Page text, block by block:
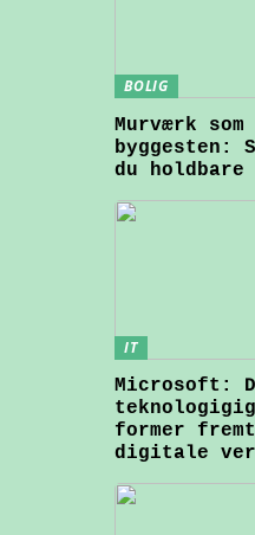
BOLIG
Murværk som
byggesten:
du holdbare
IT
Microsoft:
former
digitale